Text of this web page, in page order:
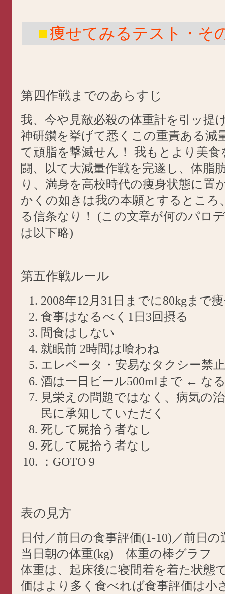
■痩せてみるテスト・そ
第四作戦までのあらすじ
我、今や見敵必殺の体重計を引ッ提
神研鑚を挙げて悉くこの重責ある減
て頑脂を撃滅せん！ 我もとより美
闘、以て大減量作戦を完遂し、体脂
り、満身を高校時代の痩身状態に置
かくの如きは我の本願とするところ
る信条なり！ (この文章が何のパロ
は以下略)
第五作戦ルール
2008年12月31日までに80kgまで
食事はなるべく1日3回摂る
間食はしない
就眠前 2時間は喰わね
エレベータ・安易なタクシー禁止
酒は一日ビール500mlまで ← な
見栄えの問題ではなく、病気の
民に承知していただく
死して屍拾う者なし
死して屍拾う者なし
：GOTO 9
表の見方
日付／前日の食事評価(1-10)／前日の
当日朝の体重(kg) 体重の棒グラフ
体重は、起床後に寝間着を着た状態
価はより多く食べれば食事評価は小